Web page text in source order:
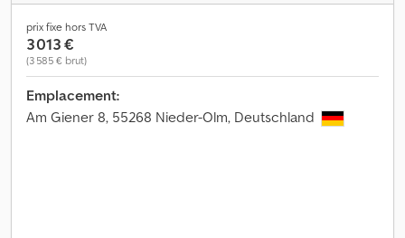
prix fixe hors TVA
3 013 €
(3 585 € brut)
Emplacement:
Am Giener 8, 55268 Nieder-Olm, Deutschland